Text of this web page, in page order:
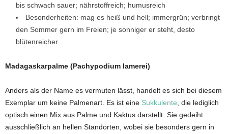
bis schwach sauer; nährstoffreich; humusreich
Besonderheiten: mag es heiß und hell; immergrün; verbringt
den Sommer gern im Freien; je sonniger er steht, desto
blütenreicher
Madagaskarpalme (Pachypodium lamerei)
Anders als der Name es vermuten lässt, handelt es sich bei diesem
Exemplar um keine Palmenart. Es ist eine Sukkulente , die lediglich
optisch einen Mix aus Palme und Kaktus darstellt. Sie gedeiht
ausschließlich an hellen Standorten, wobei sie besonders gern in